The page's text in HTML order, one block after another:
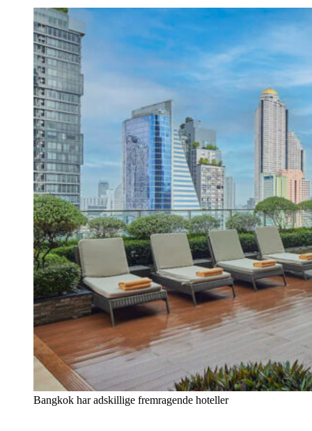
Bangkok har adskillige fremragende hoteller